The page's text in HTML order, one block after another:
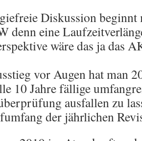
Diskussion beginnt
denn eine
wäre das ja das
vor Augen hat man
10 Jahre fällige
ausfallen zu
der jährlichen